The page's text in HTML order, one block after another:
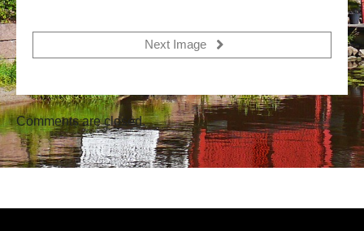
Next Image
Comments are closed.